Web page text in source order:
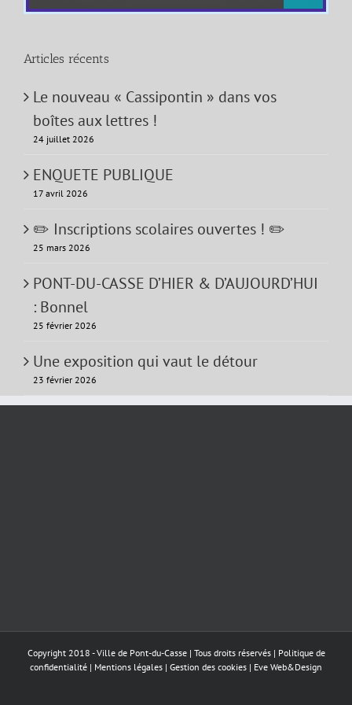
Articles récents
Le nouveau « Cassipontin » dans vos
boîtes aux lettres !
24 juillet 2026
ENQUETE PUBLIQUE
17 avril 2026
✏️ Inscriptions scolaires ouvertes ! ✏️
25 mars 2026
PONT-DU-CASSE D’HIER & D’AUJOURD’HUI
: Bonnel
25 février 2026
Une exposition qui vaut le détour
23 février 2026
Copyright 2018 - Ville de Pont-du-Casse | Tous droits réservés | Politique de
confidentialité | Mentions légales | Gestion des cookies | Eve Web&Design